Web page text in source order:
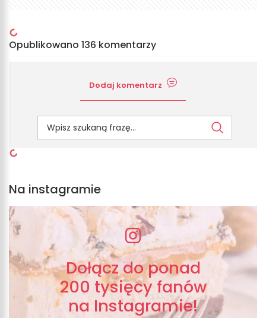
Opublikowano 136 komentarzy
Dodaj komentarz
Na instagramie
Dołącz do ponad
200 tysięcy fanów
na Instagramie!